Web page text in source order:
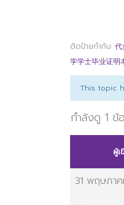
ติดป้ายกำกับ:
学学士毕业证明
This topic
กำลังดู 1 ข้
ผู้เ
31 พฤษภา